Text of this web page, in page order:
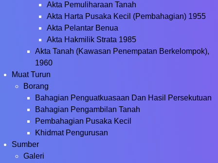
Akta Pemuliharaan Tanah
Akta Harta Pusaka Kecil (Pembahagian) 1955
Akta Pelantar Benua
Akta Hakmilik Strata 1985
Akta Tanah (Kawasan Penempatan Berkelompok),
1960
Muat Turun
Borang
Bahagian Penguatkuasaan Dan Hasil Persekutuan
Bahagian Pengambilan Tanah
Pembahagian Pusaka Kecil
Khidmat Pengurusan
Sumber
Galeri